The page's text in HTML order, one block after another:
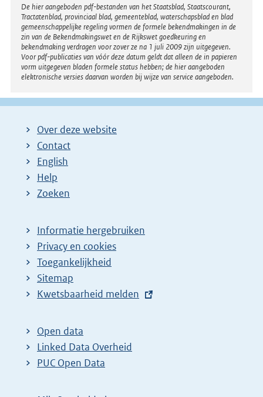
Disclaimer
De hier aangeboden pdf-bestanden van het Staatsblad, Staatscourant,
Tractatenblad, provinciaal blad, gemeenteblad, waterschapsblad en blad
gemeenschappelijke regeling vormen de formele bekendmakingen in de
zin van de Bekendmakingswet en de Rijkswet goedkeuring en
bekendmaking verdragen voor zover ze na 1 juli 2009 zijn uitgegeven.
Voor pdf-publicaties van vóór deze datum geldt dat alleen de in papieren
vorm uitgegeven bladen formele status hebben; de hier aangeboden
elektronische versies daarvan worden bij wijze van service aangeboden.
Over deze website
Contact
English
Help
Zoeken
Informatie hergebruiken
Privacy en cookies
Toegankelijkheid
Sitemap
E
t
e
r
Kwetsbaarheid melden
Open data
Linked Data Overheid
PUC Open Data